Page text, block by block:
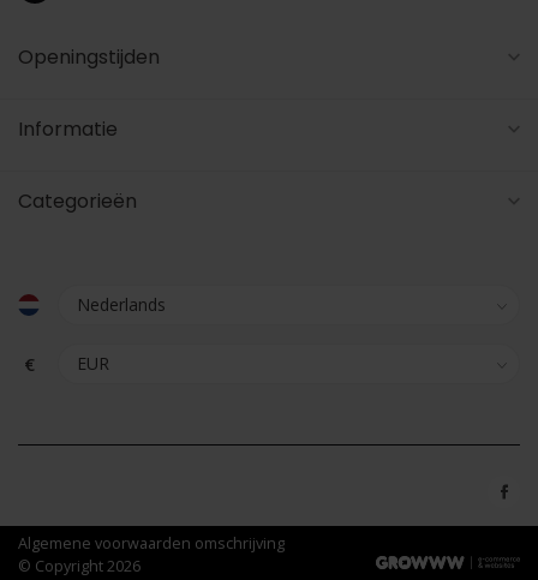
Openingstijden
Informatie
Categorieën
€
Algemene voorwaarden omschrijving
© Copyright 2026